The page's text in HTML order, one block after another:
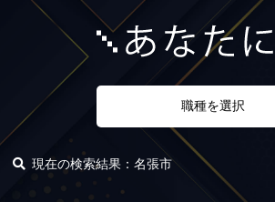
職種を選択
現在の検索結果：名張市